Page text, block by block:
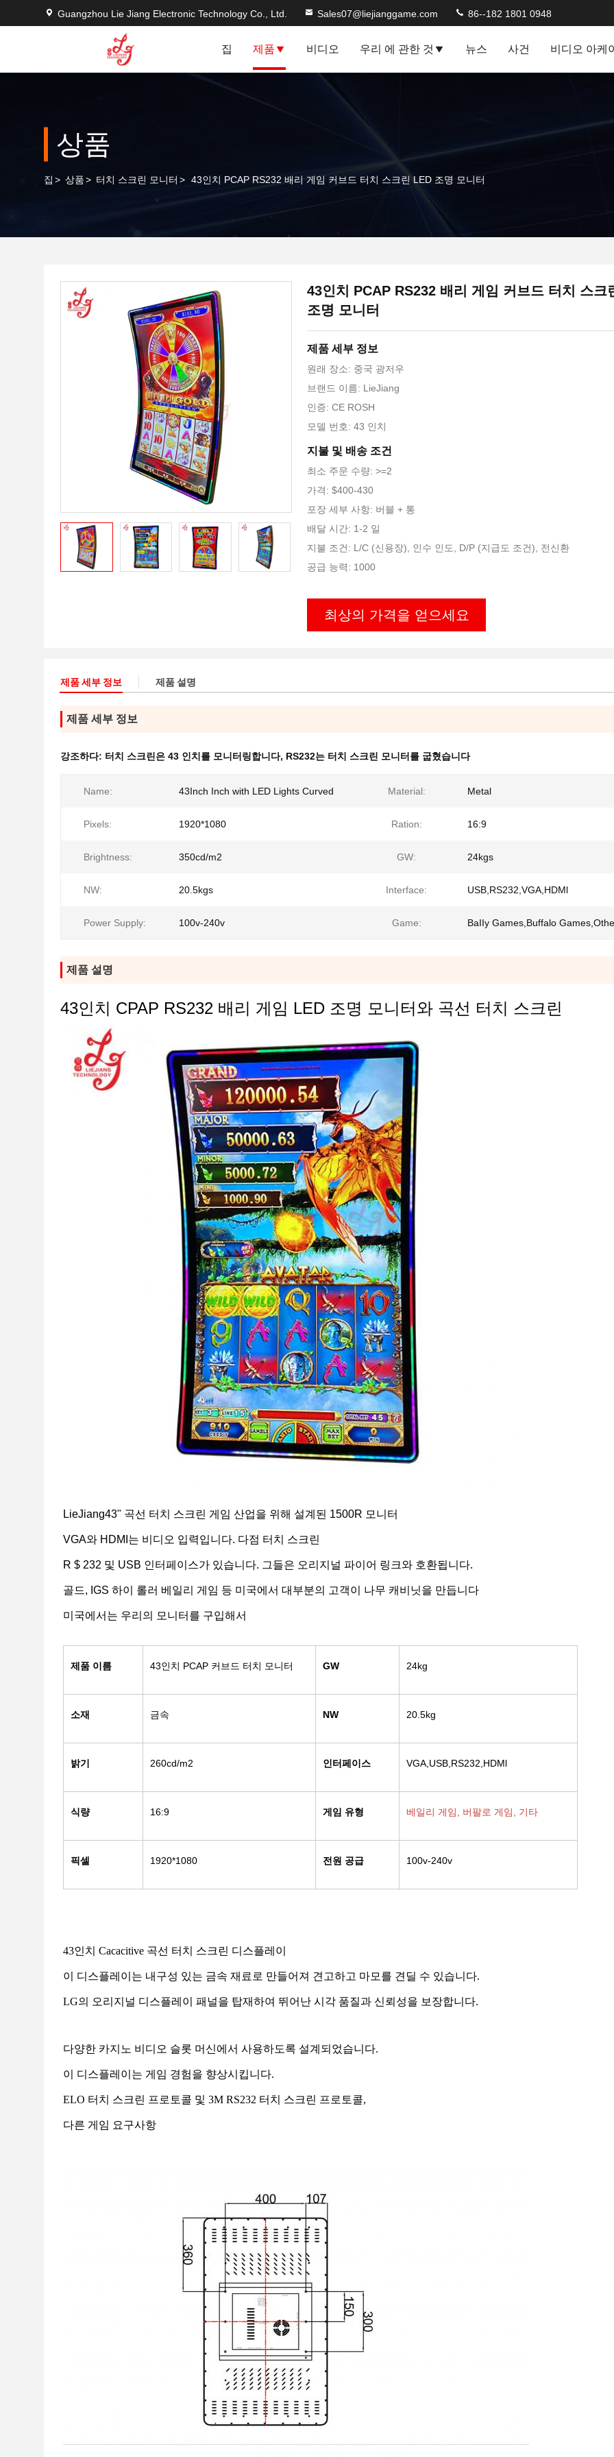
Guangzhou Lie Jiang Electronic Technology Co., Ltd. Sales07@liejianggame.com 86--182 1801 0948
집 제품 비디오 우리 에 관한 것 뉴스 사건 비디오 아케
상품
집 > 상품> 터치 스크린 모니터 > 43인치 PCAP RS232 배리 게임 커브드 터치 스크린 LED 조명 모니터
43인치 PCAP RS232 배리 게임 커브드 터치 스크
조명 모니터
제품 세부 정보
원래 장소: 중국 광저우
브랜드 이름: LieJiang
인증: CE ROSH
모델 번호: 43 인치
지불 및 배송 조건
최소 주문 수량: >=2
가격: $400-430
포장 세부 사항: 버블 + 통
배달 시간: 1-2 일
지불 조건: L/C (신용장), 인수 인도, D/P (지급도 조건), 전신환
공급 능력: 1000
최상의 가격을 얻으세요
제품 세부 정보 제품 설명
제품 세부 정보
강조하다: 터치 스크린은 43 인치를 모니터링합니다, RS232는 터치 스크린 모니터를 굽혔습니다
Name: 43Inch Inch with LED Lights Curved Material: Metal
Pixels: 1920*1080 Ration: 16:9
Brightness: 350cd/m2 GW: 24kgs
NW: 20.5kgs Interface: USB,RS232,VGA,HDMl
Power Supply: 100v-240v Game: BaIIy Games,Buffalo
제품 설명
43인치 CPAP RS232 배리 게임 LED 조명 모니터와 곡선 터치 스크린
LieJiang43" 곡선 터치 스크린 게임 산업을 위해 설계된 1500R 모니터
VGA와 HDMI는 비디오 입력입니다. 다점 터치 스크린
R $ 232 및 USB 인터페이스가 있습니다. 그들은 오리지널 파이어 링크와 호환됩니다.
골드, IGS 하이 롤러 베일리 게임 등 미국에서 대부분의 고객이 나무 캐비닛을 만듭니다
미국에서는 우리의 모니터를 구입해서
제품 이름 43인치 PCAP 커브드 터치 모니터 GW 24kg
소재 금속 NW 20.5kg
밝기 260cd/m2 인터페이스 VGA,USB,RS232,HDMl
식량 16:9 게임 유형 베일리 게임, 버팔로 게임, 기타
픽셀 1920*1080 전원 공급 100v-240v
43인치 Cacacitive 곡선 터치 스크린 디스플레이
이 디스플레이는 내구성 있는 금속 재료로 만들어져 견고하고 마모를 견딜 수 있습니다.
LG의 오리지널 디스플레이 패널을 탑재하여 뛰어난 시각 품질과 신뢰성을 보장합니다.
다양한 카지노 비디오 슬롯 머신에서 사용하도록 설계되었습니다.
이 디스플레이는 게임 경험을 향상시킵니다.
ELO 터치 스크린 프로토콜 및 3M RS232 터치 스크린 프로토콜,
다른 게임 요구사항